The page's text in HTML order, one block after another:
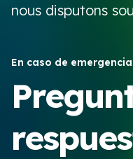
Violencia de pareja
Recursos y
nous disputons
En caso de emergencia
Preguntas y